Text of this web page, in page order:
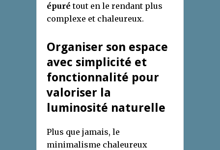
épuré tout en le rendant plus
complexe et chaleureux.
Organiser son espace
avec simplicité et
fonctionnalité pour
valoriser la
luminosité naturelle
Plus que jamais, le
minimalisme chaleureux